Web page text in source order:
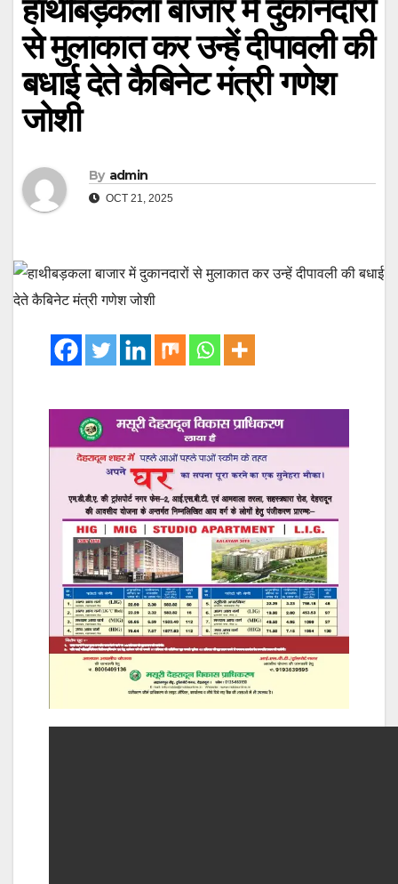
हाथीबड़कला बाजार में दुकानदारों
से मुलाकात कर उन्हें दीपावली की
बधाई देते कैबिनेट मंत्री गणेश
जोशी
By admin
OCT 21, 2025